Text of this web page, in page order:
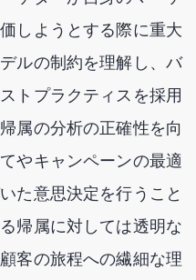
しようとする際に重大
ルの制約を理解し、バ
トプラクティスを採用
属の分析の正確性を向
やキャンペーンの最適
た意思決定を行うこと
帰属に対しては透明な
客の旅程への繊細な理